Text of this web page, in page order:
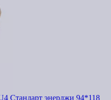
Стандарт энерджи 94*118